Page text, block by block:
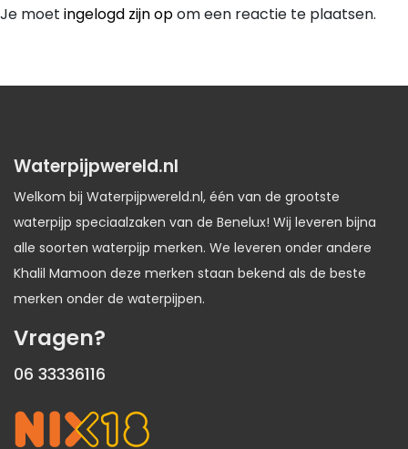
Je moet ingelogd zijn opom een reactie te plaatsen.
Waterpijpwereld.nl
Welkom bij Waterpijpwereld.nl, één van de grootste
waterpijp speciaalzaken van de Benelux! Wij leveren bijna
alle soorten waterpijp merken. We leveren onder andere
Khalil Mamoon deze merken staan bekend als de beste
merken onder de waterpijpen.
Vragen?
06 33336116